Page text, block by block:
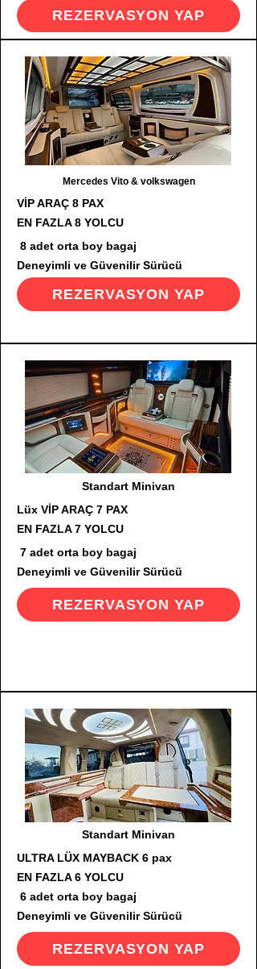
REZERVASYON YAP
Mercedes Vito & volkswagen
VİP ARAÇ 8 PAX
EN FAZLA 8 YOLCU
8 adet orta boy bagaj
Deneyimli ve Güvenilir Sürücü
REZERVASYON YAP
Standart Minivan
Lüx VİP ARAÇ 7 PAX
EN FAZLA 7 YOLCU
7 adet orta boy bagaj
Deneyimli ve Güvenilir Sürücü
REZERVASYON YAP
Standart Minivan
ULTRA LÜX MAYBACK 6 pax
EN FAZLA 6 YOLCU
6 adet orta boy bagaj
Deneyimli ve Güvenilir Sürücü
REZERVASYON YAP